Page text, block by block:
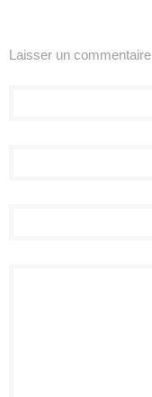
Laisser un commentaire